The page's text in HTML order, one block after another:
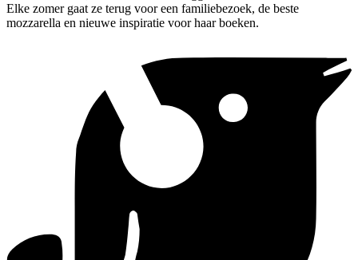
Elke zomer gaat ze terug voor een familiebezoek, de beste
mozzarella en nieuwe inspiratie voor haar boeken.